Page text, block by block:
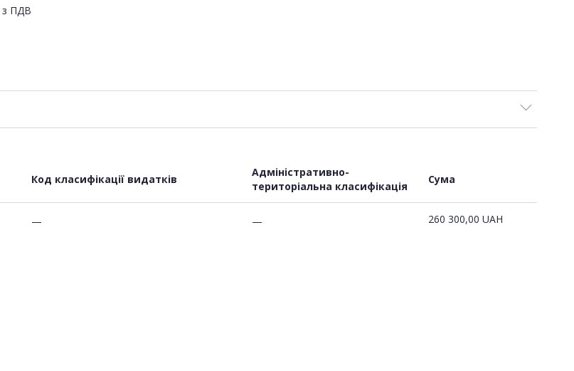
з ПДВ
Код класифікації видатків
Адміністративно-
територіальна класифікація
Сума
— — 260 300,00 UAH